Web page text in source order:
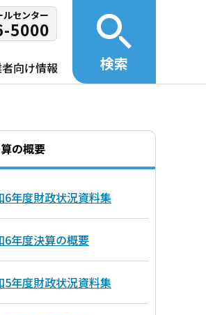
ルセンター
5000
向け情報 検索
の概要
6年度財政状況資料集
6年度決算の概要
5年度財政状況資料集